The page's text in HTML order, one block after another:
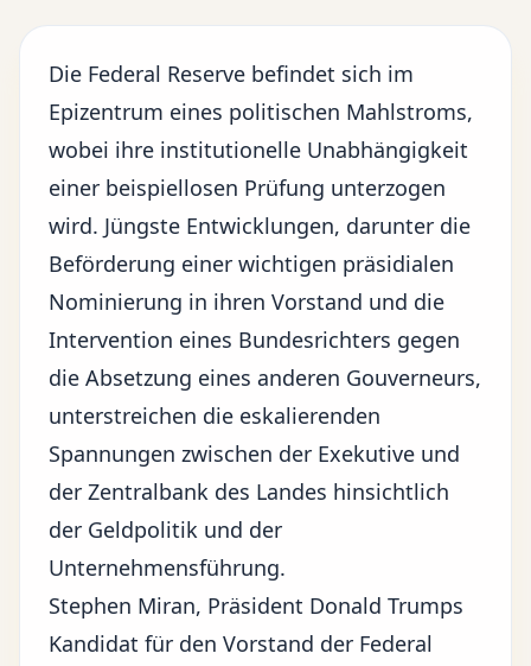
Die Federal Reserve befindet sich im
Epizentrum eines politischen Mahlstroms,
wobei ihre institutionelle Unabhängigkeit
einer beispiellosen Prüfung unterzogen
wird. Jüngste Entwicklungen, darunter die
Beförderung einer wichtigen präsidialen
Nominierung in ihren Vorstand und die
Intervention eines Bundesrichters gegen
die Absetzung eines anderen Gouverneurs,
unterstreichen die eskalierenden
Spannungen zwischen der Exekutive und
der Zentralbank des Landes hinsichtlich
der Geldpolitik und der
Unternehmensführung.
Stephen Miran, Präsident Donald Trumps
Kandidat für den Vorstand der Federal